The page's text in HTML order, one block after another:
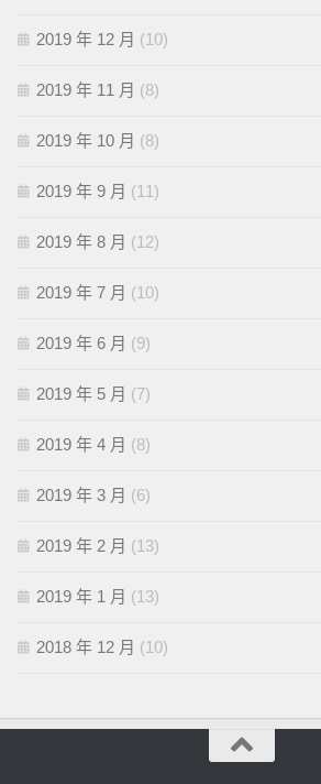
2019 年 12 月 (10)
2019 年 11 月 (8)
2019 年 10 月 (8)
2019 年 9 月 (11)
2019 年 8 月 (12)
2019 年 7 月 (10)
2019 年 6 月 (9)
2019 年 5 月 (7)
2019 年 4 月 (8)
2019 年 3 月 (6)
2019 年 2 月 (13)
2019 年 1 月 (13)
2018 年 12 月 (10)